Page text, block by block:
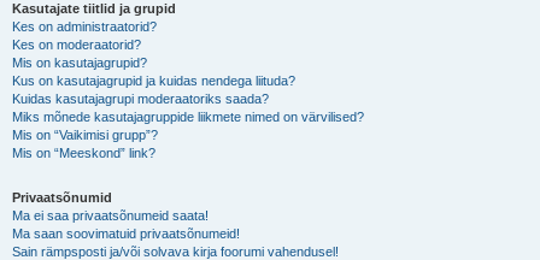
Kasutajate tiitlid ja grupid
Kes on administraatorid?
Kes on moderaatorid?
Mis on kasutajagrupid?
Kus on kasutajagrupid ja kuidas nendega liituda?
Kuidas kasutajagrupi moderaatoriks saada?
Miks mõnede kasutajagruppide liikmete nimed on värvilised?
Mis on “Vaikimisi grupp”?
Mis on “Meeskond” link?
Privaatsõnumid
Ma ei saa privaatsõnumeid saata!
Ma saan soovimatuid privaatsõnumeid!
Sain rämpsposti ja/või solvava kirja foorumi vahendusel!